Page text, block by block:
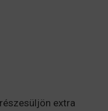
extra